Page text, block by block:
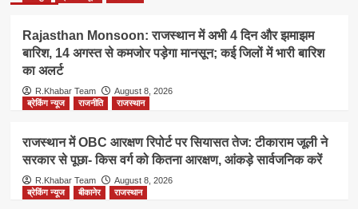
Rajasthan Monsoon: राजस्थान में अभी 4 दिन और झमाझम
बारिश, 14 अगस्त से कमजोर पड़ेगा मानसून; कई जिलों में भारी बारिश
का अलर्ट
R.Khabar Team
August 8, 2026
ब्रेकिंग न्यूज
राजनीति राजस्थान
राजस्थान में OBC आरक्षण रिपोर्ट पर सियासत तेज: टीकाराम जूली ने
सरकार से पूछा- किस वर्ग को कितना आरक्षण, आंकड़े सार्वजनिक करें
R.Khabar Team
August 8, 2026
ब्रेकिंग न्यूज
बीकानेर राजस्थान